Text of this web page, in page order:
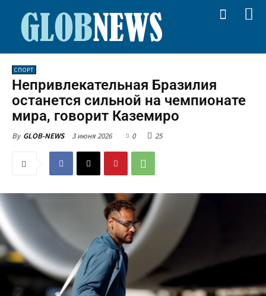
СПОРТ
Непривлекательная Бразилия
останется сильной на чемпионате
мира, говорит Каземиро
By GLOB-NEWS 3 июня 2026 0 25